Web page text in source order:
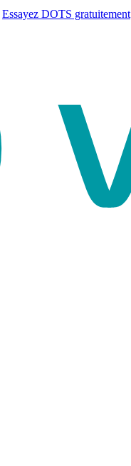
Essayez DOTS gratuitement